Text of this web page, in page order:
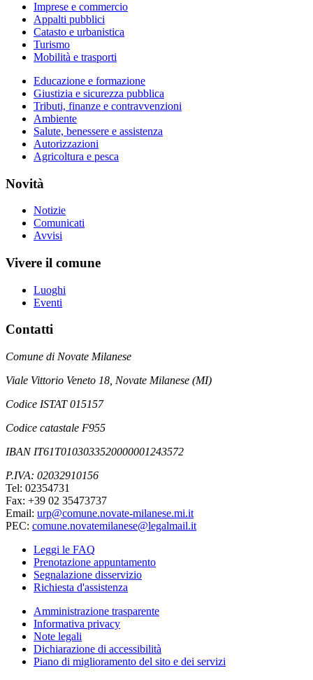
Imprese e commercio
Appalti pubblici
Catasto e urbanistica
Turismo
Mobilità e trasporti
Educazione e formazione
Giustizia e sicurezza pubblica
Tributi, finanze e contravvenzioni
Ambiente
Salute, benessere e assistenza
Autorizzazioni
Agricoltura e pesca
Novità
Notizie
Comunicati
Avvisi
Vivere il comune
Luoghi
Eventi
Contatti
Comune di Novate Milanese
Viale Vittorio Veneto 18, Novate Milanese (MI)
Codice ISTAT 015157
Codice catastale F955
IBAN IT61T0103033520000001243572
P.IVA: 02032910156
Tel: 02354731
Fax: +39 02 35473737
Email: urp@comune.novate-milanese.mi.it
PEC: comune.novatemilanese@legalmail.it
Leggi le FAQ
Prenotazione appuntamento
Segnalazione disservizio
Richiesta d'assistenza
Amministrazione trasparente
Informativa privacy
Note legali
Dichiarazione di accessibilità
Piano di miglioramento del sito e dei servizi